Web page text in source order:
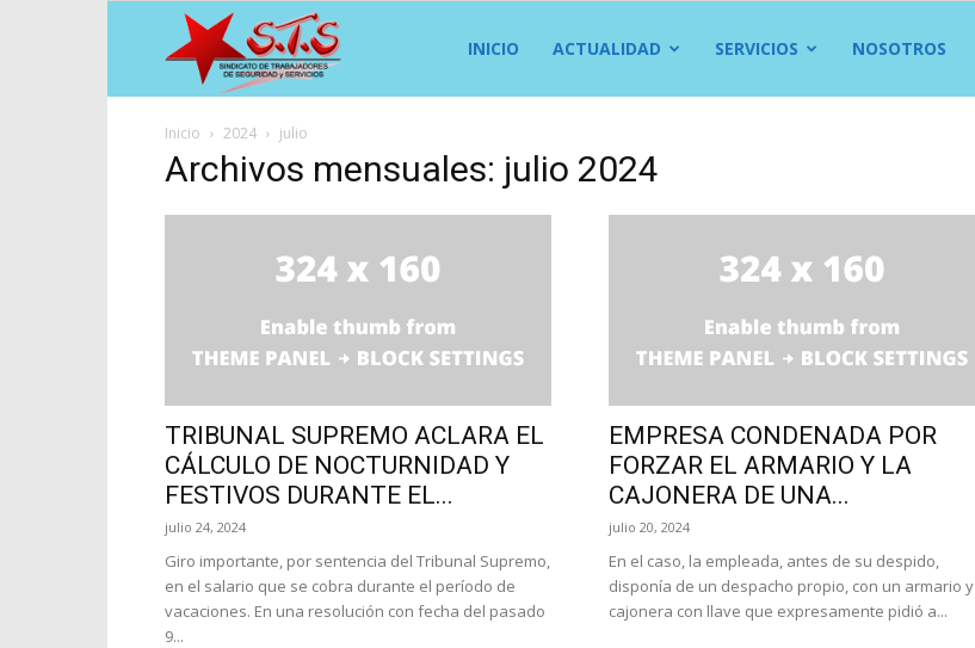
INICIO ACTUALIDAD SERVICIOS NOSOTROS
Inicio 2024 julio
Archivos mensuales: julio 2024
TRIBUNAL SUPREMO ACLARA EL
CÁLCULO DE NOCTURNIDAD Y
FESTIVOS DURANTE EL...
julio 24, 2024
Giro importante, por sentencia del Tribunal Supremo,
en el salario que se cobra durante el período de
vacaciones. En una resolución con fecha del pasado
9...
EMPRESA CONDENADA POR
FORZAR EL ARMARIO Y LA
CAJONERA DE UNA...
julio 20, 2024
En el caso, la empleada, antes de su despido,
disponía de un despacho propio, con un armario y
cajonera con llave que expresamente pidió a...